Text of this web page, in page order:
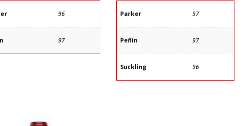
96
97
Parker 97
Peñín 97
Suckling 96